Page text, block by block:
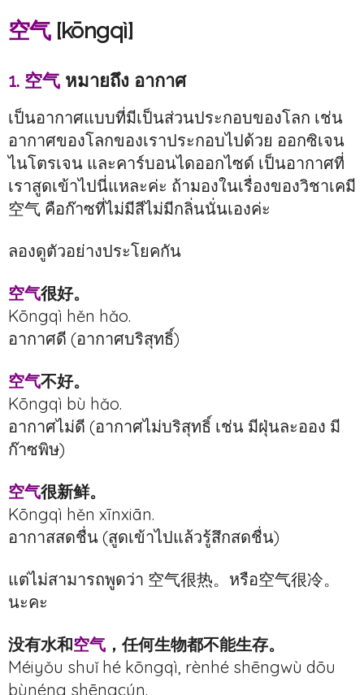
空气[kōngqì]
1. 空气 หมายถึง อากาศ
เป็นอากาศแบบที่มีเป็นส่วนประกอบของโลก เช่น
อากาศของโลกของเราประกอบไปด้วย ออกซิเจน
ไนโตรเจน และคาร์บอนไดออกไซด์ เป็นอากาศที่
เราสูดเข้าไปนี่แหละค่ะ ถ้ามองในเรื่องของวิชาเคมี
空气 คือก๊าซที่ไม่มีสีไม่มีกลิ่นนั่นเองค่ะ
ลองดูตัวอย่างประโยคกัน
空气很好。
Kōngqì hěn hǎo.
อากาศดี (อากาศบริสุทธิ์)
空气不好。
Kōngqì bù hǎo.
อากาศไม่ดี (อากาศไม่บริสุทธิ์ เช่น มีฝุ่นละออง มี
ก๊าซพิษ)
空气很新鲜。
Kōngqì hěn xīnxiān.
อากาสสดชื่น (สูดเข้าไปแล้วรู้สึกสดชื่น)
แต่ไม่สามารถพูดว่า 空气很热。หรือ空气很冷。
นะคะ
没有水和空气 ，任何生物都不能生存。
Méiyǒu shuǐ hé kōngqì, rènhé shēngwù dōu
bùnéng shēngcún.